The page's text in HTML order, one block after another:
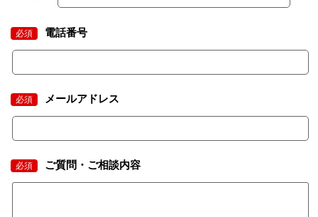
必須 電話番号
必須 メールアドレス
必須 ご質問・ご相談内容